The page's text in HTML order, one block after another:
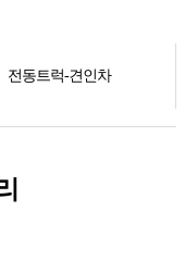
전동트럭-견인차